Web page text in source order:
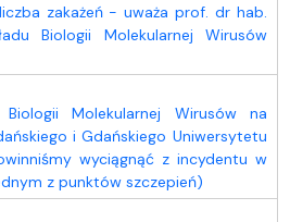
zakażeń - uważa prof. dr hab.
Biologii Molekularnej Wirusów
Biologii Molekularnej Wirusów na
i Gdańskiego Uniwersytetu
wyciągnąć z incydentu w
z punktów szczepień)